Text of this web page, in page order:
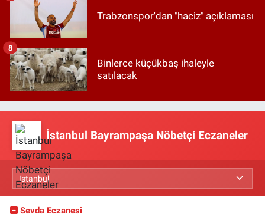
Trabzonspor'dan "haciz" açıklaması
Binlerce küçükbaş ihaleyle
satılacak
8
İstanbul Bayrampaşa Nöbetçi Eczaneler
Sevda Eczanesi